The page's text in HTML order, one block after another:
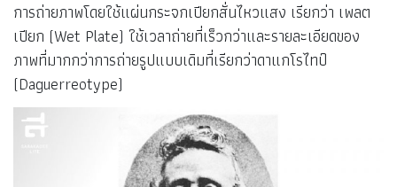
เฟรเดอริก สกอตต์ อาร์เชอร์
ค้นพบเทคนิค Wet Plate